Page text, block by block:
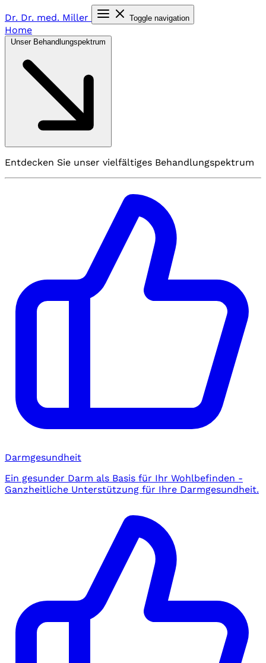
Dr. Dr. med. Miller Toggle navigation
Home
Entdecken Sie unser vielfältiges Behandlungspektrum
Darmgesundheit
Ein gesunder Darm als Basis für Ihr Wohlbefinden -
Ganzheitliche Unterstützung für Ihre Darmgesundheit.